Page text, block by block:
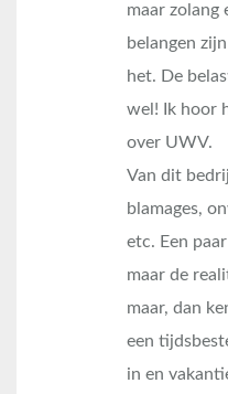
maar zolang
belangen
het. De
wel! Ik hoor
over UWV.
Van dit
blamages,
etc. Een
maar de
maar, dan
een
in en